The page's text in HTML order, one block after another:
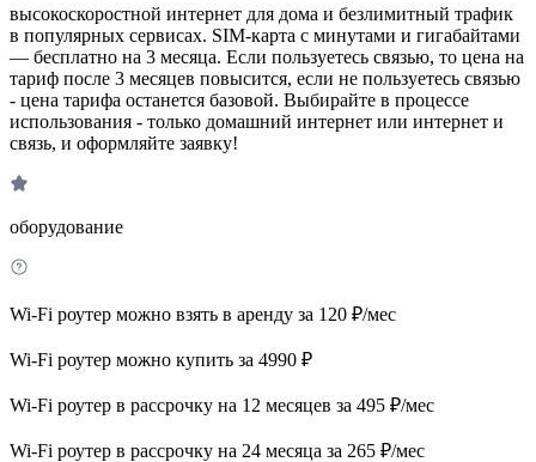
высокоскоростной интернет для дома и безлимитный трафик
в популярных сервисах. SIM-карта с минутами и гигабайтами
— бесплатно на 3 месяца. Если пользуетесь связью, то цена на
тариф после 3 месяцев повысится, если не пользуетесь связью
- цена тарифа останется базовой. Выбирайте в процессе
использования - только домашний интернет или интернет и
связь, и оформляйте заявку!
оборудование
Wi-Fi роутер можно взять в аренду за 120 ₽/мес
Wi-Fi роутер можно купить за 4990 ₽
Wi-Fi роутер в рассрочку на 12 месяцев за 495 ₽/мес
Wi-Fi роутер в рассрочку на 24 месяца за 265 ₽/мес